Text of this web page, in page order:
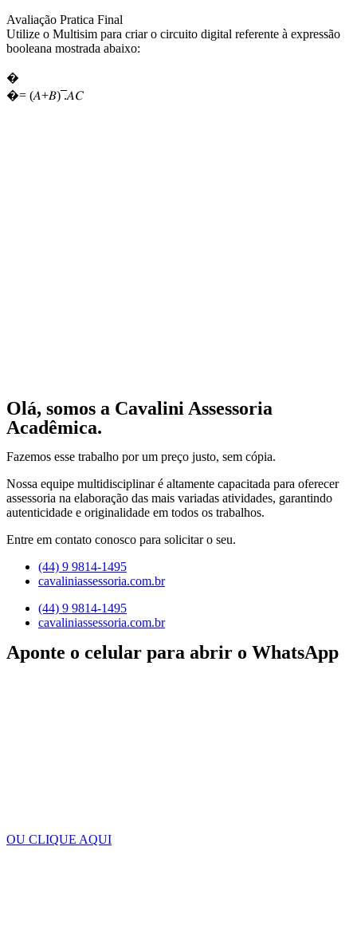
Avaliação Pratica Final
Utilize o Multisim para criar o circuito digital referente à expressão
booleana mostrada abaixo:
�
�= (𝐴+𝐵) ̅̅̅̅̅̅̅̅̅̅.𝐴𝐶
Olá, somos a Cavalini Assessoria
Acadêmica.
Fazemos esse trabalho por um preço justo, sem cópia.
Nossa equipe multidisciplinar é altamente capacitada para oferecer
assessoria na elaboração das mais variadas atividades, garantindo
autenticidade e originalidade em todos os trabalhos.
Entre em contato conosco para solicitar o seu.
(44) 9 9814-1495
cavaliniassessoria.com.br
(44) 9 9814-1495
cavaliniassessoria.com.br
Aponte o celular para abrir o WhatsApp
OU CLIQUE AQUI